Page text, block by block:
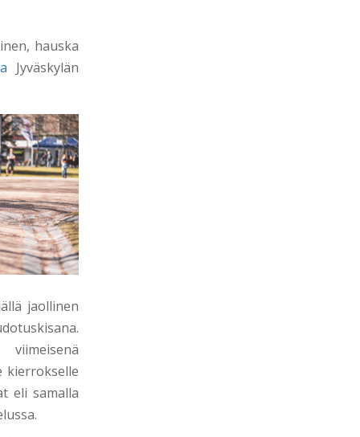
hauska
Jyväskylän
jaollinen
kierrokselle
eli samalla